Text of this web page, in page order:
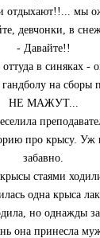
отдыхают!!... мы
девчонки, в
- Давайте!!
в синяках -
гандболу на
НЕ МАЖУТ...
про крысу.
забавно.
стаями
одна крыса
но однажды
она принесла